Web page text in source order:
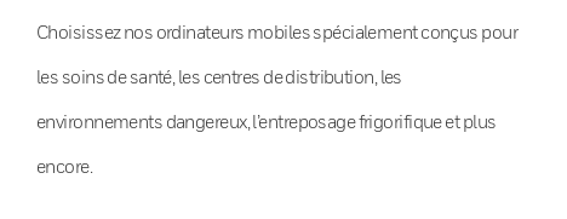
Choisissez nos ordinateurs mobiles spécialement conçus pour
les soins de santé, les centres de distribution, les
environnements dangereux, l’entreposage frigorifique et plus
encore.